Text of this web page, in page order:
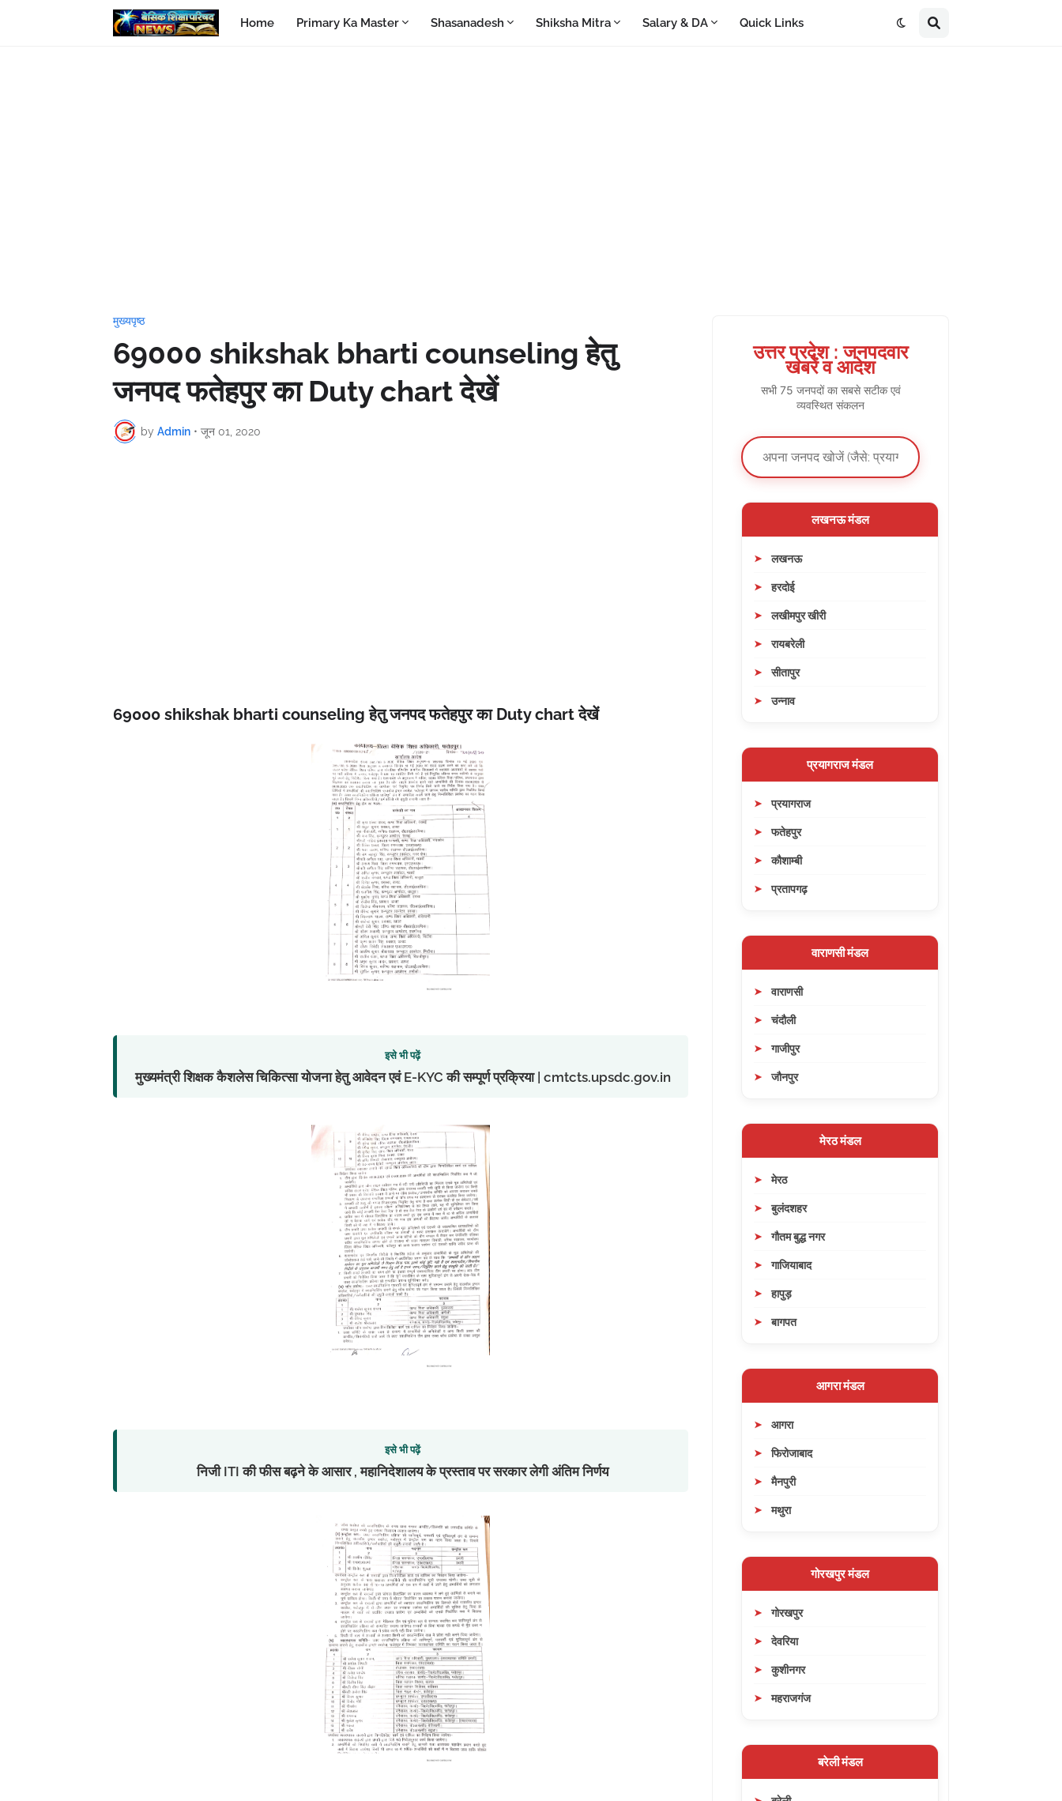
Home Primary Ka Master Shasanadesh Shiksha Mitra Salary & DA Quick Links
मुख्यपृष्ठ
69000 shikshak bharti counseling हेतु
जनपद फतेहपुर का Duty chart देखें
by Admin • जून 01, 2020
69000 shikshak bharti counseling हेतु जनपद फतेहपुर का Duty chart देखें
इसे भी पढ़ें
मुख्यमंत्री शिक्षक कैशलेस चिकित्सा योजना हेतु आवेदन एवं E-KYC की सम्पूर्ण प्रक्रिया | cmtcts.upsdc.gov.in
इसे भी पढ़ें
निजी ITI की फीस बढ़ने के आसार , महानिदेशालय के प्रस्ताव पर सरकार लेगी अंतिम निर्णय
उत्तर प्रदेश : जनपदवार
खबरें व आदेश
सभी 75 जनपदों का सबसे सटीक एवं
व्यवस्थित संकलन
लखनऊ मंडल
लखनऊ
हरदोई
लखीमपुर खीरी
रायबरेली
सीतापुर
उन्नाव
प्रयागराज मंडल
प्रयागराज
फतेहपुर
कौशाम्बी
प्रतापगढ़
वाराणसी मंडल
वाराणसी
चंदौली
गाजीपुर
जौनपुर
मेरठ मंडल
मेरठ
बुलंदशहर
गौतम बुद्ध नगर
गाजियाबाद
हापुड़
बागपत
आगरा मंडल
आगरा
फिरोजाबाद
मैनपुरी
मथुरा
गोरखपुर मंडल
गोरखपुर
देवरिया
कुशीनगर
महराजगंज
बरेली मंडल